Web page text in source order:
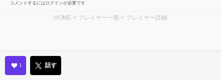
コメントするにはログインが必要です
HOME > プレイヤー一覧 > プレイヤー詳細
1 話す